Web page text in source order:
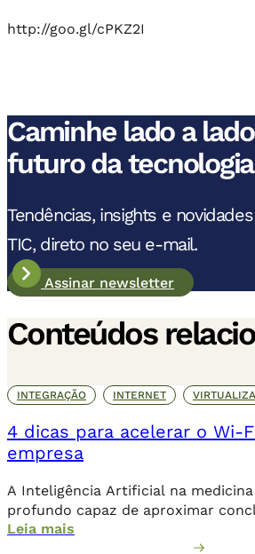
http://goo.gl/cPKZ2I
Caminhe lado a
futuro da tecnologia
Tendências, insights e
TIC, direto no seu e-mail.
Assinar newsletter
Conteúdos
INTEGRAÇÃO INTERNET
4 dicas para acelerar o Wi-
empresa
A Inteligência Artificial na
profundo capaz de aproximar
necessariamente a contribuição
Leia mais